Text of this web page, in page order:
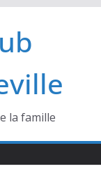
la famille